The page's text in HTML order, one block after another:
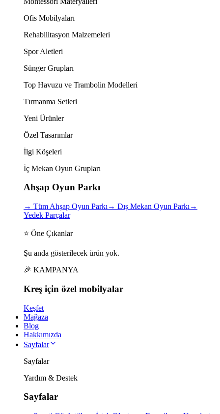
Ofis Mobilyaları
Rehabilitasyon Malzemeleri
Spor Aletleri
Sünger Grupları
Top Havuzu ve Trambolin Modelleri
Tırmanma Setleri
Yeni Ürünler
Özel Tasarımlar
İlgi Köşeleri
İç Mekan Oyun Grupları
Ahşap Oyun Parkı
→ Tüm Ahşap Oyun Parkı → Dış Mekan Oyun Parkı →
Yedek Parçalar
⭐ Öne Çıkanlar
Şu anda gösterilecek ürün yok.
🎉 KAMPANYA
Kreş için özel mobilyalar
Keşfet
Mağaza
Blog
Hakkımızda
Sayfalar
Sayfalar
Yardım & Destek
Sayfalar